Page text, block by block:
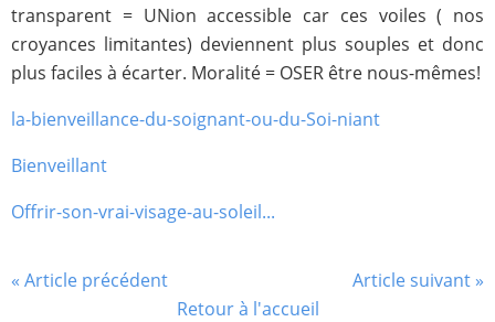
transparent = UNion accessible car ces voiles ( nos
croyances limitantes) deviennent plus souples et donc
plus faciles à écarter. Moralité = OSER être nous-mêmes!
la-bienveillance-du-soignant-ou-du-Soi-niant
Bienveillant
Offrir-son-vrai-visage-au-soleil...
« Article précédent
Article suivant »
Retour à l'accueil